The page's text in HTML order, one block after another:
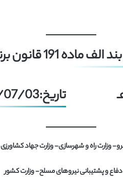
تاریخ:1392/07/03
وزارت راه و شهرسازی- وزارت جهاد کشاورزی
دفاع و پشتیبانی نیروهای مسلح- وزارت کشور